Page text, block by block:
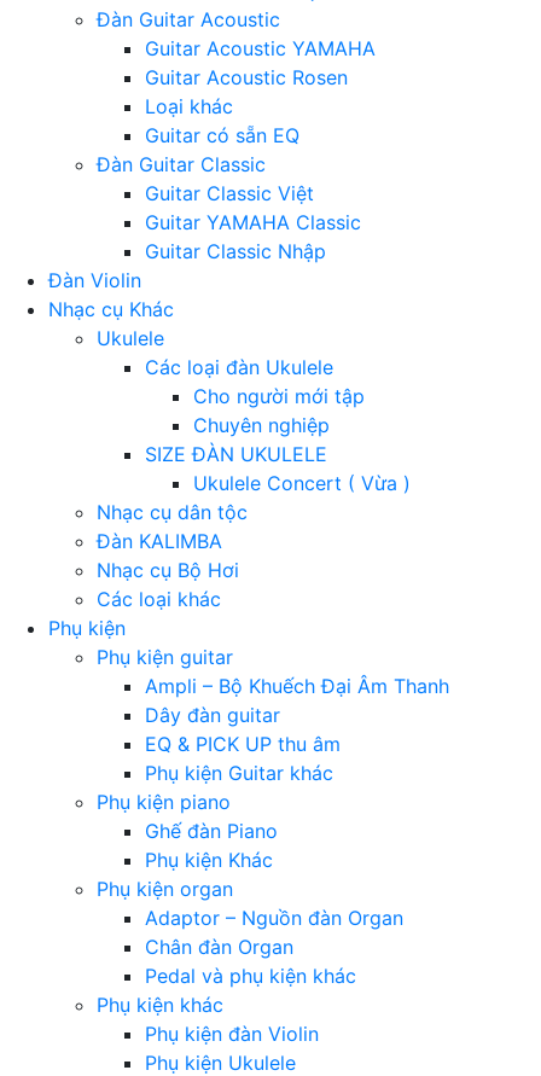
Đàn Guitar Acoustic
Guitar Acoustic YAMAHA
Guitar Acoustic Rosen
Loại khác
Guitar có sẵn EQ
Đàn Guitar Classic
Guitar Classic Việt
Guitar YAMAHA Classic
Guitar Classic Nhập
Đàn Violin
Nhạc cụ Khác
Ukulele
Các loại đàn Ukulele
Cho người mới tập
Chuyên nghiệp
SIZE ĐÀN UKULELE
Ukulele Concert ( Vừa )
Nhạc cụ dân tộc
Đàn KALIMBA
Nhạc cụ Bộ Hơi
Các loại khác
Phụ kiện
Phụ kiện guitar
Ampli – Bộ Khuếch Đại Âm Thanh
Dây đàn guitar
EQ & PICK UP thu âm
Phụ kiện Guitar khác
Phụ kiện piano
Ghế đàn Piano
Phụ kiện Khác
Phụ kiện organ
Adaptor – Nguồn đàn Organ
Chân đàn Organ
Pedal và phụ kiện khác
Phụ kiện khác
Phụ kiện đàn Violin
Phụ kiện Ukulele